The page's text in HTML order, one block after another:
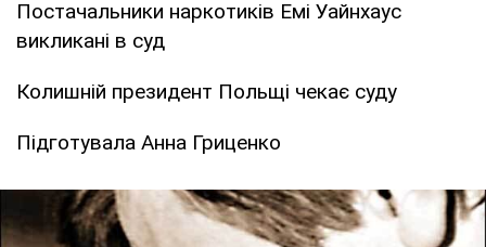
Постачальники наркотиків Емі Уайнхауc
викликані в суд
Колишній президент Польщі чекає суду
Підготувала Анна Гриценко